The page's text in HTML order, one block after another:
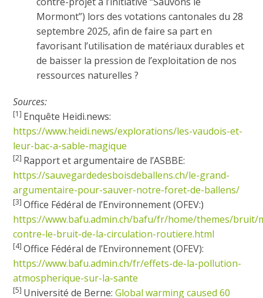
Mormont”) lors des votations cantonales du 28
septembre 2025, afin de faire sa part en
favorisant l’utilisation de matériaux durables et
de baisser la pression de l’exploitation de nos
ressources naturelles ?
Sources:
[1] Enquête Heidi.news:
https://www.heidi.news/explorations/les-vaudois-et-
leur-bac-a-sable-magique
[2] Rapport et argumentaire de l’ASBBE:
https://sauvegardedesboisdeballens.ch/le-grand-
argumentaire-pour-sauver-notre-foret-de-ballens/
[3]Office Fédéral de l’Environnement (OFEV:)
https://www.bafu.admin.ch/bafu/fr/home/themes/bruit/
contre-le-bruit-de-la-circulation-routiere.html
[4]Office Fédéral de l’Environnement (OFEV):
https://www.bafu.admin.ch/fr/effets-de-la-pollution-
atmospherique-sur-la-sante
[5] Université de Berne:Global warming caused 60